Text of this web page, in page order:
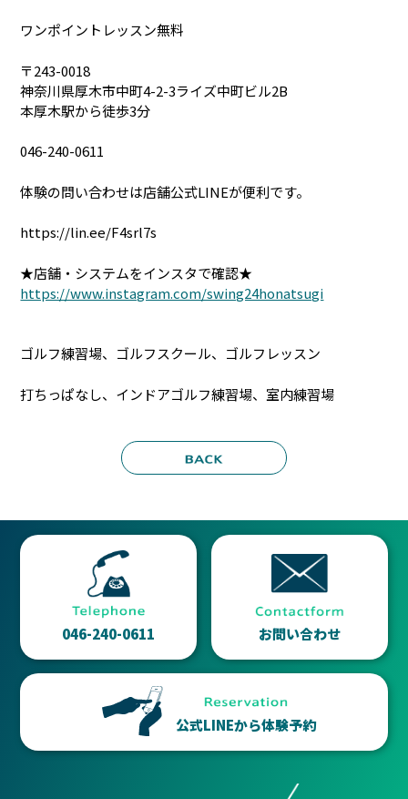
ワンポイントレッスン無料
〒243-0018
神奈川県厚木市中町4-2-3ライズ中町ビル2B
本厚木駅から徒歩3分
046-240-0611
体験の問い合わせは店舗公式LINEが便利です。
https://lin.ee/F4srl7s
★店舗・システムをインスタで確認★
https://www.instagram.com/swing24honatsugi
ゴルフ練習場、ゴルフスクール、ゴルフレッスン
打ちっぱなし、インドアゴルフ練習場、室内練習場
046-240-0611 お問い合わせ
公式LINEから体験予約